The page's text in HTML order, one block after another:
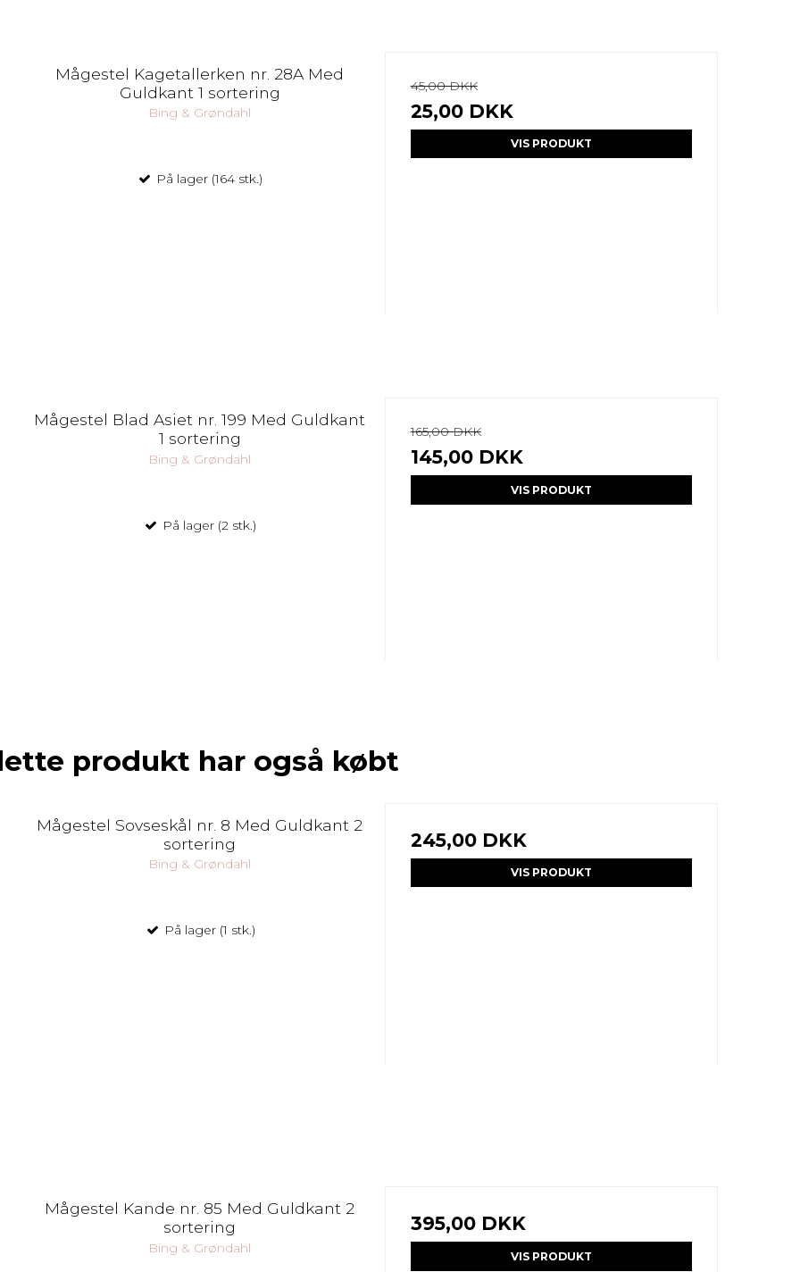
Mågestel Kagetallerken nr. 28A Med
Guldkant 1 sortering
Bing & Grøndahl
På lager (164 stk.)
45,00 DKK
25,00 DKK
VIS PRODUKT
Mågestel Blad Asiet nr. 199 Med Guldkant
1 sortering
Bing & Grøndahl
På lager (2 stk.)
165,00 DKK
145,00 DKK
VIS PRODUKT
produkt har også købt
Mågestel Sovseskål nr. 8 Med Guldkant 2
sortering
Bing & Grøndahl
På lager (1 stk.)
245,00 DKK
VIS PRODUKT
Mågestel Kande nr. 85 Med Guldkant 2
sortering
Bing & Grøndahl
395,00 DKK
VIS PRODUKT